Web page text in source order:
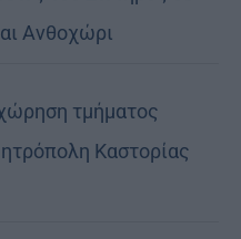
Ανθοχώρι
τμήματος
Καστορίας